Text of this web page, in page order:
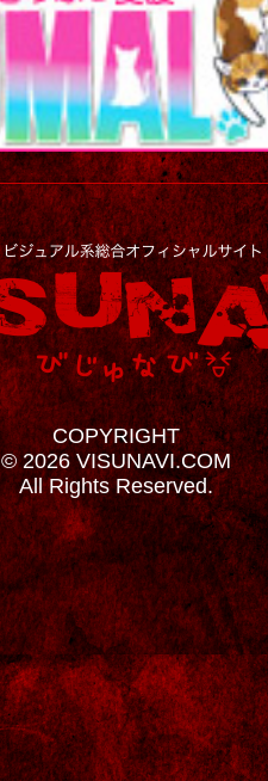
COPYRIGHT
© 2026 VISUNAVI.COM
All Rights Reserved.